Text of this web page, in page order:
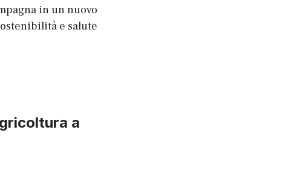
in un nuovo
e salute
a